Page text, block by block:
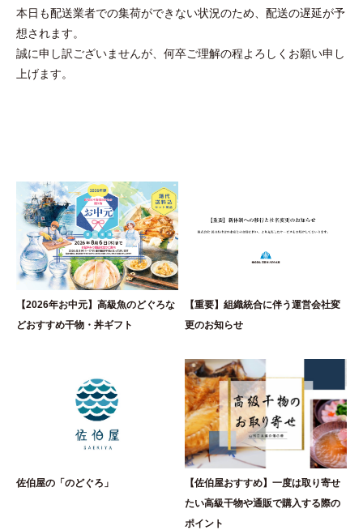
本日も配送業者での集荷ができない状況のため、配送の遅延が予
想されます。
誠に申し訳ございませんが、何卒ご理解の程よろしくお願い申し
上げます。
【2026年お中元】高級魚のどぐろな
どおすすめ干物・丼ギフト
【重要】組織統合に伴う運営会社変
更のお知らせ
佐伯屋の「のどぐろ」
【佐伯屋おすすめ】一度は取り寄せ
たい高級干物や通販で購入する際の
ポイント